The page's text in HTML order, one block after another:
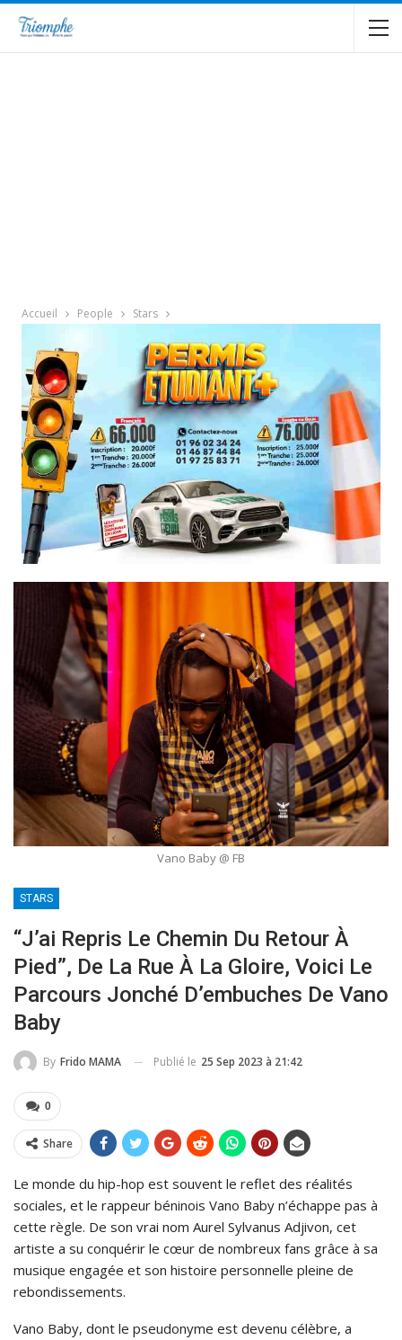
Accueil People Stars
Vano Baby @ FB
STARS
“J’ai Repris Le Chemin Du Retour À
Pied”, De La Rue À La Gloire, Voici Le
Parcours Jonché D’embuches De Vano
Baby
By Frido MAMA Publié le 25 Sep 2023 à 21:42
0
Share
Le monde du hip-hop est souvent le reflet des réalités
sociales, et le rappeur béninois Vano Baby n’échappe pas à
cette règle. De son vrai nom Aurel Sylvanus Adjivon, cet
artiste a su conquérir le cœur de nombreux fans grâce à sa
musique engagée et son histoire personnelle pleine de
rebondissements.
Vano Baby, dont le pseudonyme est devenu célèbre, a